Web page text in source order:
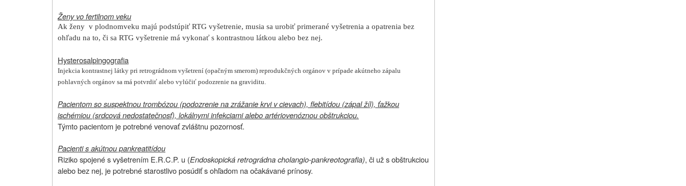
Ženy vo fertilnom veku
Ak ženy v plodnomveku majú podstúpiť RTG vyšetrenie, musia sa urobiť primerané vyšetrenia a opatrenia bez
ohľadu na to, či sa RTG vyšetrenie má vykonať s kontrastnou látkou alebo bez nej.
Hysterosalpingografia
Injekcia kontrastnej látky pri retrográdnom vyšetrení (opačným smerom) reprodukčných orgánov v prípade akútneho zápalu
pohlavných orgánov sa má potvrdiť alebo vylúčiť podozrenie na graviditu.
Pacientom so suspektnou trombózou (podozrenie na zrážanie krvi v cievach), flebitídou (zápal žíl), ťažkou
ischémiou (srdcová nedostatečnosť), lokálnymi infekciami alebo artériovenóznou obštrukciou.
Týmto pacientom je potrebné venovať zvláštnu pozornosť.
Pacienti s akútnou pankreatitídou
Riziko spojené s vyšetrením E.R.C.P. u (Endoskopická retrográdna cholangio-pankreotografia), či už s obštrukciou
alebo bez nej, je potrebné starostlivo posúdiť s ohľadom na očakávané prínosy.